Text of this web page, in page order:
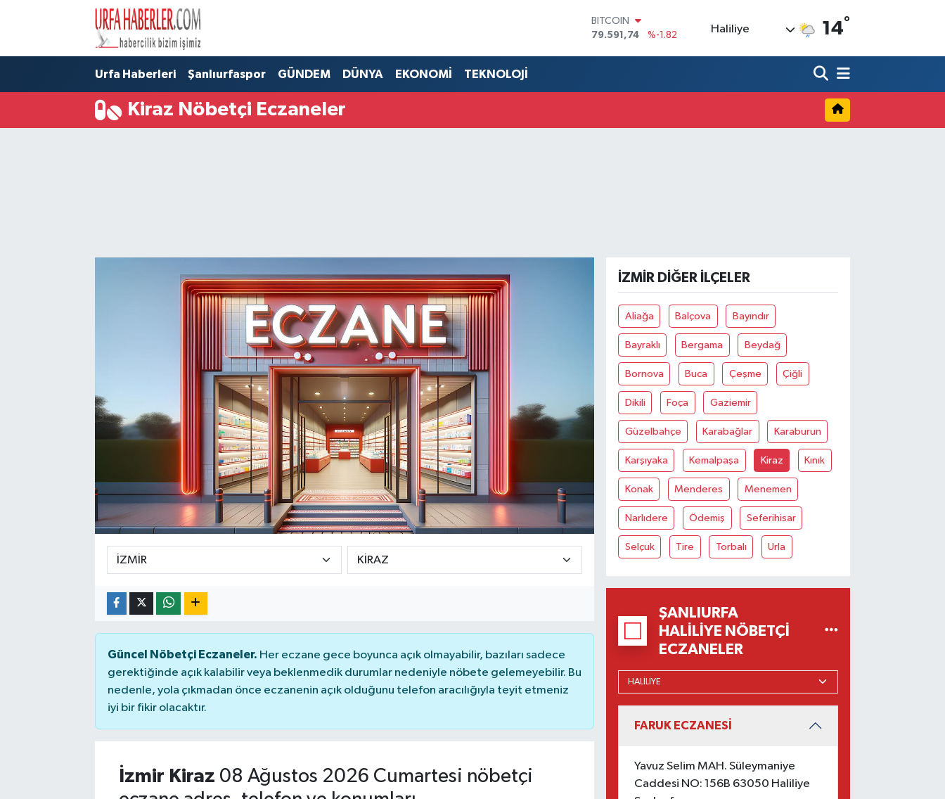
BITCOIN
79.591,74
%-1.82
53,38690
%0.19
Haliliye 14°
Urfa Haberleri Şanlıurfaspor GÜNDEM DÜNYA EKONOMİ TEKNOLOJİ
Kiraz Nöbetçi Eczaneler
Güncel Nöbetçi Eczaneler. Her eczane gece boyunca açık olmayabilir, bazıları sadece
gerektiğinde açık kalabilir veya beklenmedik durumlar nedeniyle nöbete gelemeyebilir. Bu
nedenle, yola çıkmadan önce eczanenin açık olduğunu telefon aracılığıyla teyit etmeniz
iyi bir fikir olacaktır.
İzmir Kiraz 08 Ağustos 2026 Cumartesi nöbetçi
İZMIR DIĞER İLÇELER
Aliağa Balçova Bayındır
Bayraklı Bergama Beydağ
Bornova Buca Çeşme Çiğli
Dikili Foça Gaziemir
Güzelbahçe Karabağlar Karaburun
Karşıyaka Kemalpaşa Kiraz Kınık
Konak Menderes Menemen
Narlıdere Ödemiş Seferihisar
Selçuk Tire Torbalı Urla
ŞANLIURFA
HALILIYE NÖBETÇI
ECZANELER
FARUK ECZANESİ
Yavuz Selim MAH. Süleymaniye
Caddesi NO: 156B 63050 Haliliye
Şanlıurfa Nöbetçi Eczaneler